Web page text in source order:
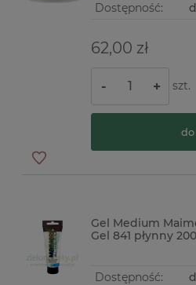
Dostępność:
62,00 zł
- + szt.
do
Gel Medium
Gel 841 płynny
Dostępność: